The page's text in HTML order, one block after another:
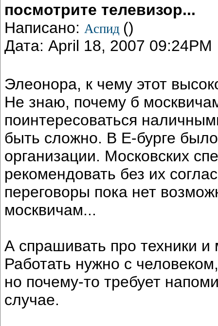
посмотрите телевизор...
Написано: Аспид ()
Дата: April 18, 2007 09:24PM
Элеонора, к чему этот
Не знаю, почему б
поинтересоваться
быть сложно. В Е-бурге
организации. Московских
рекомендовать без их
переговоры пока нет
москвичам...
А спрашивать про техники
Работать нужно с
но почему-то требует
случае.